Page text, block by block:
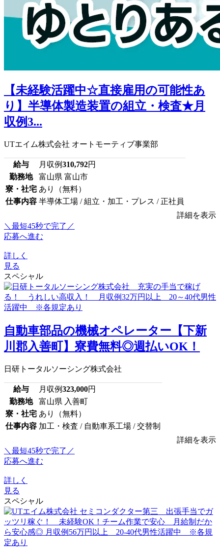
【未経験活躍中☆直接雇用の可能性あ
り】半導体製造装置の組立・検査★月
収例3...
UTエイム株式会社 オートモーティブ事業部
給与 月収例310,792円
勤務地
富山県 富山市
寮・社宅 あり（無料）
仕事内容 半導体工場 / 組立・加工・プレス / 正社員
詳細を表示
＼最短45秒で完了／
応募へ進む
詳しく
見る
スペシャル
自動車部品の機械オペレーター【下新
川郡入善町】寮費無料◎週払いOK！
日研トータルソーシング株式会社
給与 月収例323,000円
勤務地
富山県 入善町
寮・社宅 あり（無料）
仕事内容 加工・検査 / 自動車系工場 / 交替制
詳細を表示
＼最短45秒で完了／
応募へ進む
詳しく
見る
スペシャル